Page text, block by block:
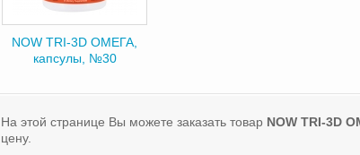
NOW TRI-3D ОМЕГА,
капсулы, №30
На этой странице Вы можете заказать товар NOW TRI-3D
цену.